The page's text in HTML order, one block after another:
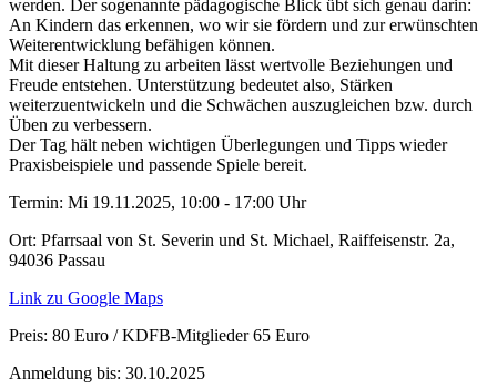
werden. Der sogenannte pädagogische Blick übt sich genau darin:
An Kindern das erkennen, wo wir sie fördern und zur erwünschten
Weiterentwicklung befähigen können.
Mit dieser Haltung zu arbeiten lässt wertvolle Beziehungen und
Freude entstehen. Unterstützung bedeutet also, Stärken
weiterzuentwickeln und die Schwächen auszugleichen bzw. durch
Üben zu verbessern.
Der Tag hält neben wichtigen Überlegungen und Tipps wieder
Praxisbeispiele und passende Spiele bereit.
Termin: Mi 19.11.2025, 10:00 - 17:00 Uhr
Ort: Pfarrsaal von St. Severin und St. Michael, Raiffeisenstr. 2a,
94036 Passau
Link zu Google Maps
Preis: 80 Euro / KDFB-Mitglieder 65 Euro
Anmeldung bis: 30.10.2025